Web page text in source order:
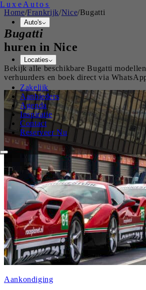
Luxe Autos
Auto's
Locaties
Zakelijk
Aanbieders
Agenda
Inspiratie
Contact
Reserveer Nu
Home/Frankrijk/Nice/Bugatti
Bugatti
huren in Nice
Bekijk alle beschikbareBugatti
verhuurders en boek direct via
Aankondiging